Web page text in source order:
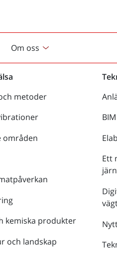
Om oss
metoder
områden
kemiska produkter
och landskap
Ett